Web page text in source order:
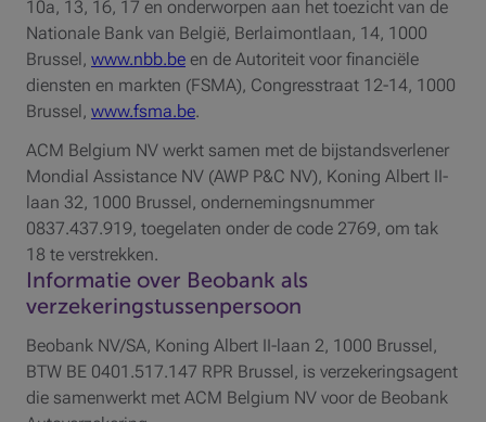
10a, 13, 16, 17 en onderworpen aan het toezicht van de
Nationale Bank van België, Berlaimontlaan, 14, 1000
Brussel, www.nbb.be en de Autoriteit voor financiële
diensten en markten (FSMA), Congresstraat 12-14, 1000
Brussel, www.fsma.be.
ACM Belgium NV werkt samen met de bijstandsverlener
Mondial Assistance NV (AWP P&C NV), Koning Albert II-
laan 32, 1000 Brussel, ondernemingsnummer
0837.437.919, toegelaten onder de code 2769, om tak
18 te verstrekken.
Informatie over Beobank als
verzekeringstussenpersoon
Beobank NV/SA, Koning Albert II-laan 2, 1000 Brussel,
BTW BE 0401.517.147 RPR Brussel, is verzekeringsagent
die samenwerkt met ACM Belgium NV voor de Beobank